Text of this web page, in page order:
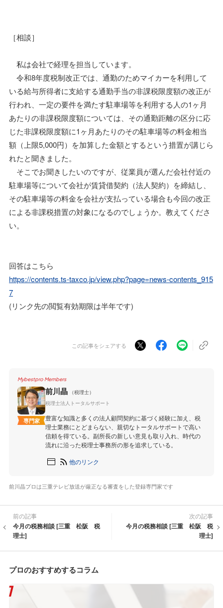
［相談］
私は会社で経理を担当しています。
令和8年度税制改正では、通勤のためマイカーを利用して
いる給与所得者に支給する通勤手当の非課税限度額の改正が
行われ、一定の要件を満たす駐車場等を利用する人の1ヶ月
あたりの非課税限度額については、その通勤距離の区分に応
じた非課税限度額に1ヶ月あたりのその駐車場等の料金相当
額（上限5,000円）を加算した金額とするという措置が講じら
れたと聞きました。
そこでお聞きしたいのですが、従業員が選んだ会社付近の
駐車場等について会社が賃貸借契約（法人契約）を締結し、
その駐車場等の料金を会社が支払っている場合も今回の改正
による非課税措置の対象になるのでしょうか。教えてくださ
い。
回答はこちら
https://contents.ts-taxco.jp/view.php?page=news-contents_915
7
(リンク先の閲覧有効期限は半年です)
この記事をシェアする
Mybestpro Members
専門家
前川晶
（税理士）
税理士法人トータルサポート
豊富な知識と多くの法人顧問契約に基づく経験に加え、税
理士業務にとどまらない、親切なトータルサポートで高い
信頼を得ている。副所長の新しい意見も取り入れ、時代の
流れに沿った税理士事務所の形を追求している。
他のリンク
前川晶プロは三重テレビ放送が厳正なる審査をした登録専門家です
前の記事
今月の税務相談 [三重 松阪 税
理士]
次の記事
今月の税務相談 [三重 松阪 税
理士]
プロのおすすめするコラム